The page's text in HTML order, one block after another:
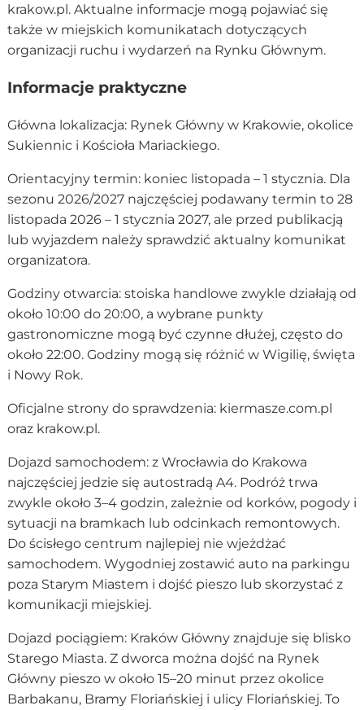
krakow.pl. Aktualne informacje mogą pojawiać się
także w miejskich komunikatach dotyczących
organizacji ruchu i wydarzeń na Rynku Głównym.
Informacje praktyczne
Główna lokalizacja: Rynek Główny w Krakowie, okolice
Sukiennic i Kościoła Mariackiego.
Orientacyjny termin: koniec listopada – 1 stycznia. Dla
sezonu 2026/2027 najczęściej podawany termin to 28
listopada 2026 – 1 stycznia 2027, ale przed publikacją
lub wyjazdem należy sprawdzić aktualny komunikat
organizatora.
Godziny otwarcia: stoiska handlowe zwykle działają od
około 10:00 do 20:00, a wybrane punkty
gastronomiczne mogą być czynne dłużej, często do
około 22:00. Godziny mogą się różnić w Wigilię, święta
i Nowy Rok.
Oficjalne strony do sprawdzenia: kiermasze.com.pl
oraz krakow.pl.
Dojazd samochodem: z Wrocławia do Krakowa
najczęściej jedzie się autostradą A4. Podróż trwa
zwykle około 3–4 godzin, zależnie od korków, pogody i
sytuacji na bramkach lub odcinkach remontowych.
Do ścisłego centrum najlepiej nie wjeżdżać
samochodem. Wygodniej zostawić auto na parkingu
poza Starym Miastem i dojść pieszo lub skorzystać z
komunikacji miejskiej.
Dojazd pociągiem: Kraków Główny znajduje się blisko
Starego Miasta. Z dworca można dojść na Rynek
Główny pieszo w około 15–20 minut przez okolice
Barbakanu, Bramy Floriańskiej i ulicy Floriańskiej. To